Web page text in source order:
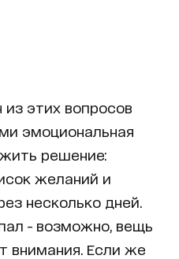
из этих вопросов
эмоциональная
решение:
желаний и
несколько дней.
- возможно, вещь
внимания. Если же